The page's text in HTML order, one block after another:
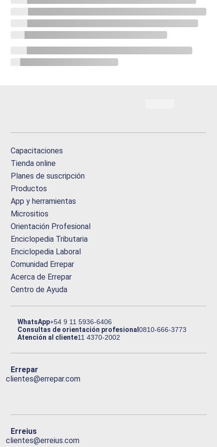
Capacitaciones
Tienda online
Planes de suscripción
Productos
App y herramientas
Micrositios
Orientación Profesional
Enciclopedia Tributaria
Enciclopedia Laboral
Comunidad Errepar
Acerca de Errepar
Centro de Ayuda
WhatsApp+54 9 11 5936-6406
Consultas de orientación profesional0810-666-3773
Atención al cliente11 4370-2002
Errepar
clientes@errepar.com
Erreius
clientes@erreius.com